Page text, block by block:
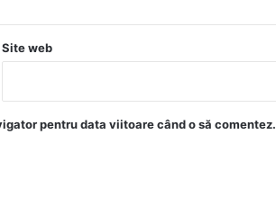
Site web
pentru data viitoare când o să comentez.